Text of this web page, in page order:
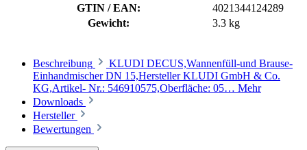
GTIN / EAN:
4021344124289
Gewicht:
3.3 kg
Beschreibung
KLUDI DECUS,Wannenfüll-und Brause-
Einhandmischer DN 15,Hersteller KLUDI GmbH & Co.
KG,Artikel- Nr.: 546910575,Oberfläche: 05… Mehr
Downloads
Hersteller
Bewertungen